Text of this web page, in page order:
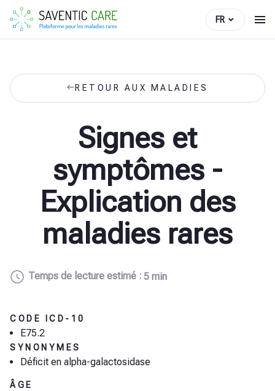
FR
RETOUR AUX MALADIES
Signes et
symptômes -
Explication des
maladies rares
Temps de lecture estimé : 5 min
CODE ICD-10
E75.2
SYNONYMES
Déficit en alpha-galactosidase
ÂGE